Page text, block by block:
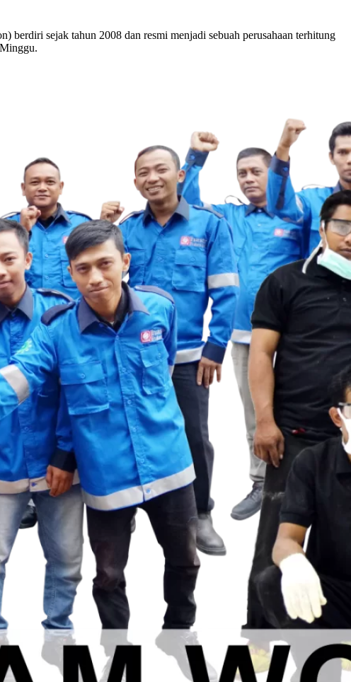
sejak tahun 2008 dan resmi menjadi sebuah perusahaan terhitung